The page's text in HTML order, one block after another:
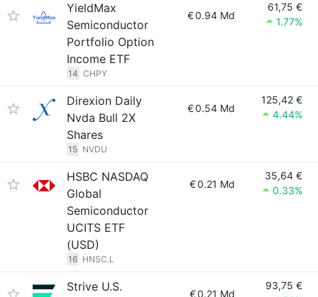
YieldMax
Semiconductor
Portfolio Option
Income ETF
14 CHPY
€0.94 Md
61,75 €
1.77%
Direxion Daily
Nvda Bull 2X
Shares
15 NVDU
€0.54 Md
125,42 €
4.44%
HSBC NASDAQ
Global
Semiconductor
UCITS ETF
(USD)
16 HNSC.L
€0.21 Md
35,64 €
0.33%
Strive U.S.
€0.21 Md
93,75 €